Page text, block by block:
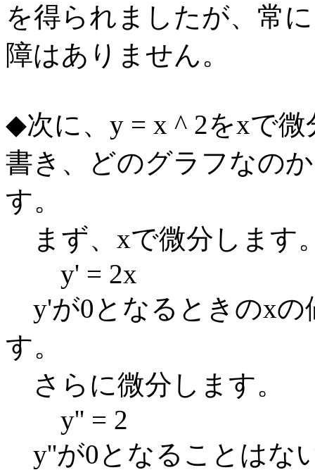
を得られましたが、常
障はありません。
◆次に、y = x ^ 2をxで
書き、どのグラフなの
す。
まず、xで微分します
y' = 2x
y'が0となるときのxの
す。
さらに微分します。
y'' = 2
y''が0となることはな